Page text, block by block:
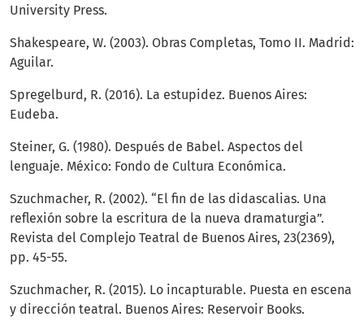
University Press.
Shakespeare, W. (2003). Obras Completas, Tomo II. Madrid:
Aguilar.
Spregelburd, R. (2016). La estupidez. Buenos Aires:
Eudeba.
Steiner, G. (1980). Después de Babel. Aspectos del
lenguaje. México: Fondo de Cultura Económica.
Szuchmacher, R. (2002). “El fin de las didascalias. Una
reflexión sobre la escritura de la nueva dramaturgia”.
Revista del Complejo Teatral de Buenos Aires, 23(2369),
pp. 45-55.
Szuchmacher, R. (2015). Lo incapturable. Puesta en escena
y dirección teatral. Buenos Aires: Reservoir Books.